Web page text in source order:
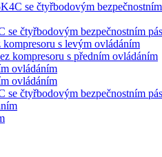
se čtyřbodovým
se čtyřbodovým bezpečnostním
kompresoru s levým ovládáním
kompresoru s předním ovládáním
ovládáním
ovládáním
se čtyřbodovým bezpečnostním